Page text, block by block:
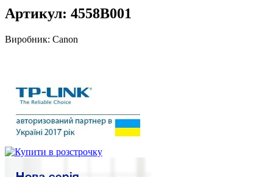
Артикул: 4558B001
Виробник: Canon